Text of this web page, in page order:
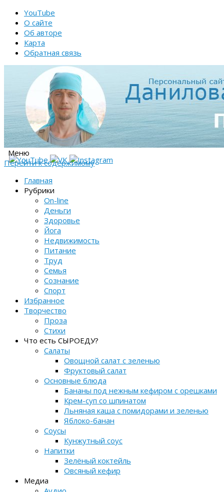
YouTube
О сайте
Об авторе
Карта
Обратная связь
Меню
Перейти к содержимому
Главная
Рубрики
On-line
Деньги
Здоровье
Йога
Недвижимость
Питание
Труд
Семья
Сознание
Спорт
Избранное
Творчество
Проза
Стихи
Что есть СЫРОЕДУ?
Салаты
Овощной салат с зеленью
Фруктовый салат
Основные блюда
Бананы под нежным кефиром с орешками
Крем-суп со шпинатом
Льняная каша с помидорами и зеленью
Яблоко-банан
Соусы
Кунжутный соус
Напитки
Зелёный коктейль
Овсяный кефир
Медиа